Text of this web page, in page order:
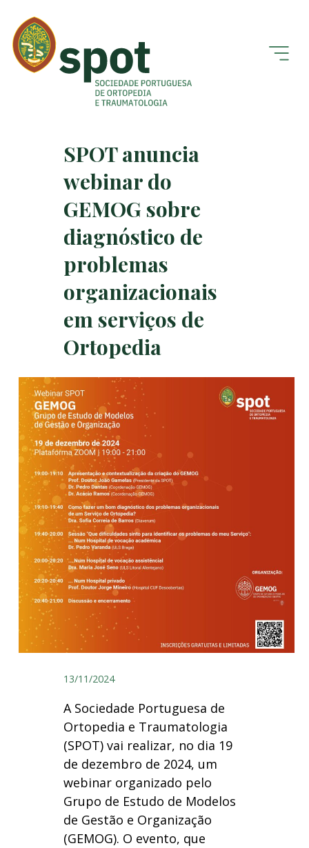
SPOT anuncia
webinar do
GEMOG sobre
diagnóstico de
problemas
organizacionais
em serviços de
Ortopedia
13/11/2024
A Sociedade Portuguesa de
Ortopedia e Traumatologia
(SPOT) vai realizar, no dia 19
de dezembro de 2024, um
webinar organizado pelo
Grupo de Estudo de Modelos
de Gestão e Organização
(GEMOG). O evento, que